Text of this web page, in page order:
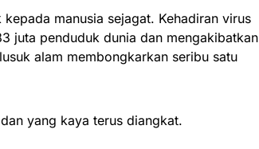
manusia sejagat. Kehadiran virus
juta penduduk dunia dan mengakibatkan
alam membongkarkan seribu satu
yang kaya terus diangkat.